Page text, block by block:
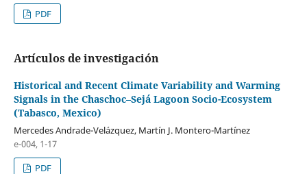
PDF
Artículos de investigación
Historical and Recent Climate Variability and Warming
Signals in the Chaschoc–Sejá Lagoon Socio-Ecosystem
(Tabasco, Mexico)
Mercedes Andrade-Velázquez, Martín J. Montero-Martínez
e-004, 1-17
PDF